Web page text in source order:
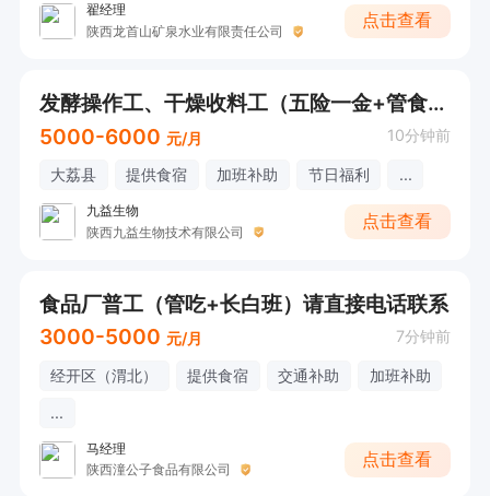
翟经理
陕西龙首山矿泉水业有限责任公司
点击查看
发酵操作工、干燥收料工（五险一金+管食宿）
5000-6000 元/月 10分钟前
大荔县 提供食宿 加班补助 节日福利 ...
九益生物
陕西九益生物技术有限公司
点击查看
食品厂普工（管吃+长白班）请直接电话联系
3000-5000 元/月 7分钟前
经开区（渭北） 提供食宿 交通补助
加班补助
...
马经理
陕西潼公子食品有限公司
点击查看